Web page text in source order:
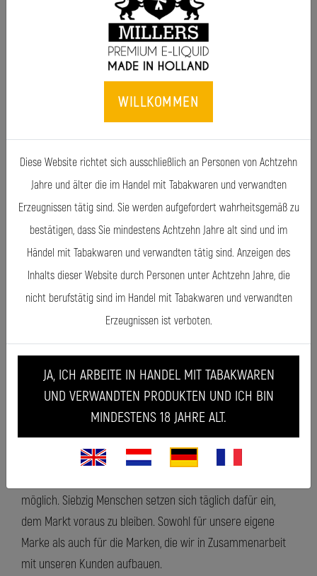
WILLKOMMEN
Diese Website richtet sich ausschließlich an Personen von Achtzehn
Jahre und älter die im Handel mit Tabakwaren und verwandten
Erzeugnissen tätig sind. Sie werden aufgefordert wahrheitsgemäß zu
bestätigen, dass Sie mindestens Achtzehn Jahre alt sind und im
Händel mit Tabakwaren und verwandten tätig sind. Anzeigen des
Inhalts dieser Website durch Personen unter Achtzehn Jahre, die
nicht berufstätig sind im Handel mit Tabakwaren und verwandten
Erzeugnissen ist verboten.
JA, ICH ARBEITE IN HANDEL MIT TABAKWAREN
UND VERWANDTEN PRODUKTEN UND ICH BIN
MINDESTENS 18 JAHRE ALT.
bestehende(n) Marke(n) bei Millers Juice unterbringen?
Zögern Sie nicht, mit uns Kontakt aufzunehmen! Wir sind
gerne bereit, ein unverbindliches Orientierungsgespräch zu
Unser Team
Handwerk, fachliches Können und Qualität sind
Schlüsselbegriffe bei Millers Juice. Diese sind jedoch ohne
möglich. Siebzig Menschen setzen sich täglich dafür ein,
dem Markt voraus zu bleiben. Sowohl für unsere eigene
Marke als auch für die Marken, die wir in Zusammenarbeit
mit unseren Kunden aufbauen.